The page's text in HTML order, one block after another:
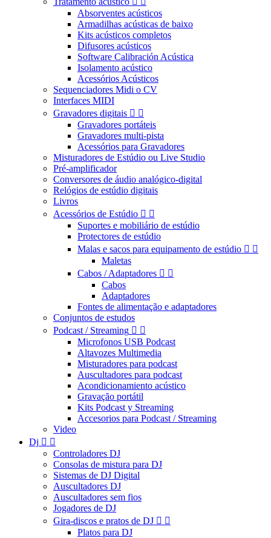
Absorventes acústicos
Armadilhas acústicas de baixo
Kits acústicos completos
Difusores acústicos
Software Calibración Acústica
Isolamento acústico
Acessórios Acústicos
Sequenciadores Midi o CV
Interfaces MIDI
Gravadores digitais  
Gravadores portáteis
Gravadores multi-pista
Acessórios para Gravadores
Misturadores de Estúdio ou Live Studio
Pré-amplificador
Conversores de áudio analógico-digital
Relógios de estúdio digitais
Livros
Acessórios de Estúdio  
Suportes e mobiliário de estúdio
Protectores de estúdio
Malas e sacos para equipamento de estúdio  
Maletas
Cabos / Adaptadores  
Cabos
Adaptadores
Fontes de alimentação e adaptadores
Conjuntos de estudos
Podcast / Streaming  
Microfonos USB Podcast
Altavozes Multimedia
Misturadores para podcast
Auscultadores para podcast
Acondicionamiento acústico
Gravação portátil
Kits Podcast y Streaming
Accesorios para Podcast / Streaming
Video
Dj  
Controladores DJ
Consolas de mistura para DJ
Sistemas de DJ Digital
Auscultadores DJ
Auscultadores sem fios
Jogadores de DJ
Gira-discos e pratos de DJ  
Platos para DJ